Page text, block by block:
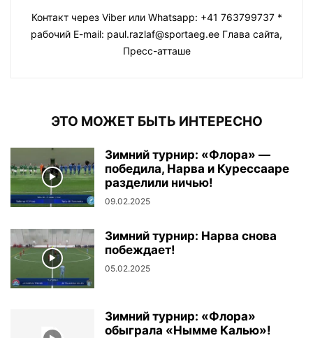
Контакт через Viber или Whatsapp: +41 763799737 *
рабочий E-mail: paul.razlaf@sportaeg.ee Глава сайта,
Пресс-атташе
ЭТО МОЖЕТ БЫТЬ ИНТЕРЕСНО
Зимний турнир: «Флора» —
победила, Нарва и Курессааре
разделили ничью!
09.02.2025
Зимний турнир: Нарва снова
побеждает!
05.02.2025
Зимний турнир: «Флора»
обыграла «Нымме Калью»!